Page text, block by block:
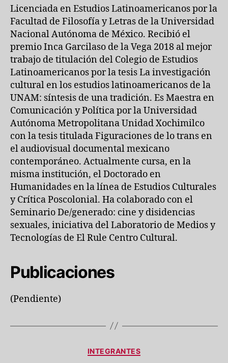
Licenciada en Estudios Latinoamericanos por la
Facultad de Filosofía y Letras de la Universidad
Nacional Autónoma de México. Recibió el
premio Inca Garcilaso de la Vega 2018 al mejor
trabajo de titulación del Colegio de Estudios
Latinoamericanos por la tesis La investigación
cultural en los estudios latinoamericanos de la
UNAM: síntesis de una tradición. Es Maestra en
Comunicación y Política por la Universidad
Autónoma Metropolitana Unidad Xochimilco
con la tesis titulada Figuraciones de lo trans en
el audiovisual documental mexicano
contemporáneo. Actualmente cursa, en la
misma institución, el Doctorado en
Humanidades en la línea de Estudios Culturales
y Crítica Poscolonial. Ha colaborado con el
Seminario De/generado: cine y disidencias
sexuales, iniciativa del Laboratorio de Medios y
Tecnologías de El Rule Centro Cultural.
Publicaciones
(Pendiente)
Categorías
INTEGRANTES